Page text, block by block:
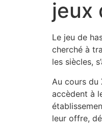
jeux
Le jeu de
cherché à
les siècles,
Au cours du
accèdent à
leur offre,